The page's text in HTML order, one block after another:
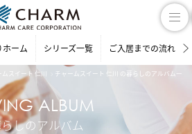
ホーム シリーズ一覧 ご入居までの流れ
ムスイート 仁川 チャームスイート 仁川 の暮らしのアルバム一覧
ALBUM
しのアルバム